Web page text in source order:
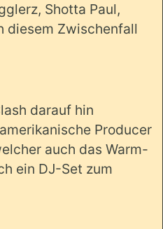
Shotta Paul,
diesem Zwischenfall
darauf hin
Producer
auch das Warm-
ein DJ-Set zum